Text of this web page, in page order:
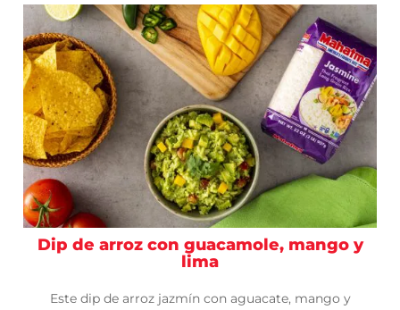
Dip de arroz con guacamole, mango y
lima
Este dip de arroz jazmín con aguacate, mango y